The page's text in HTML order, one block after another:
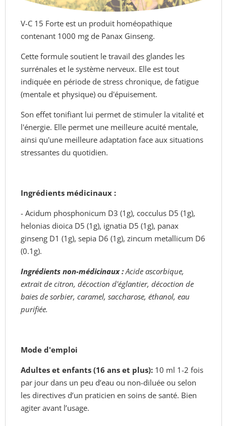
V-C 15 Forte est un produit homéopathique
contenant 1000 mg de Panax Ginseng.
Cette formule soutient le travail des glandes les
surrénales et le système nerveux. Elle est tout
indiquée en période de stress chronique, de fatigue
(mentale et physique) ou d'épuisement.
Son effet tonifiant lui permet de stimuler la vitalité et
l'énergie. Elle permet une meilleure acuité mentale,
ainsi qu'une meilleure adaptation face aux situations
stressantes du quotidien.
Ingrédients médicinaux :
- Acidum phosphonicum D3 (1g), cocculus D5 (1g),
helonias dioica D5 (1g), ignatia D5 (1g), panax
ginseng D1 (1g), sepia D6 (1g), zincum metallicum D6
(0.1g).
Ingrédients non-médicinaux : Acide ascorbique,
extrait de citron, décoction d'églantier, décoction de
baies de sorbier, caramel, saccharose, éthanol, eau
purifiée.
Mode d'emploi
Adultes et enfants (16 ans et plus): 10 ml 1-2 fois
par jour dans un peu d’eau ou non-diluée ou selon
les directives d’un praticien en soins de santé. Bien
agiter avant l’usage.